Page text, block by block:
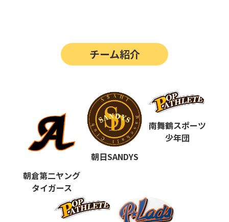
第12回 決勝戦の動画はこちらから
ポップアスリートカップ
第10回 ポップアスリートカップ
第9回 ポップアスリートカップ
第7回
第6回 ポップアスリートカップ
チーム紹介
朝倉第二ヤング
タイガース
朝日SANDYS
南舞鶴スポーツ
少年団